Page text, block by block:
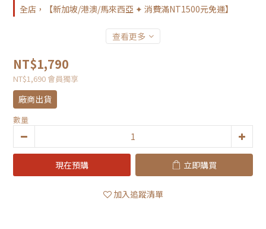
全店，【新加坡/港澳/馬來西亞 ✦ 消費滿NT1500元免運】
查看更多
NT$1,790
NT$1,690 會員獨享
廠商出貨
數量
現在預購 立即購買
加入追蹤清單